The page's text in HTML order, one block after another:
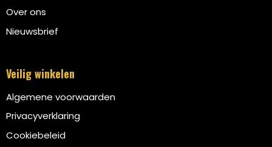
Over ons
Nieuwsbrief
Veilig winkelen
Algemene voorwaarden
Privacyverklaring
Cookiebeleid